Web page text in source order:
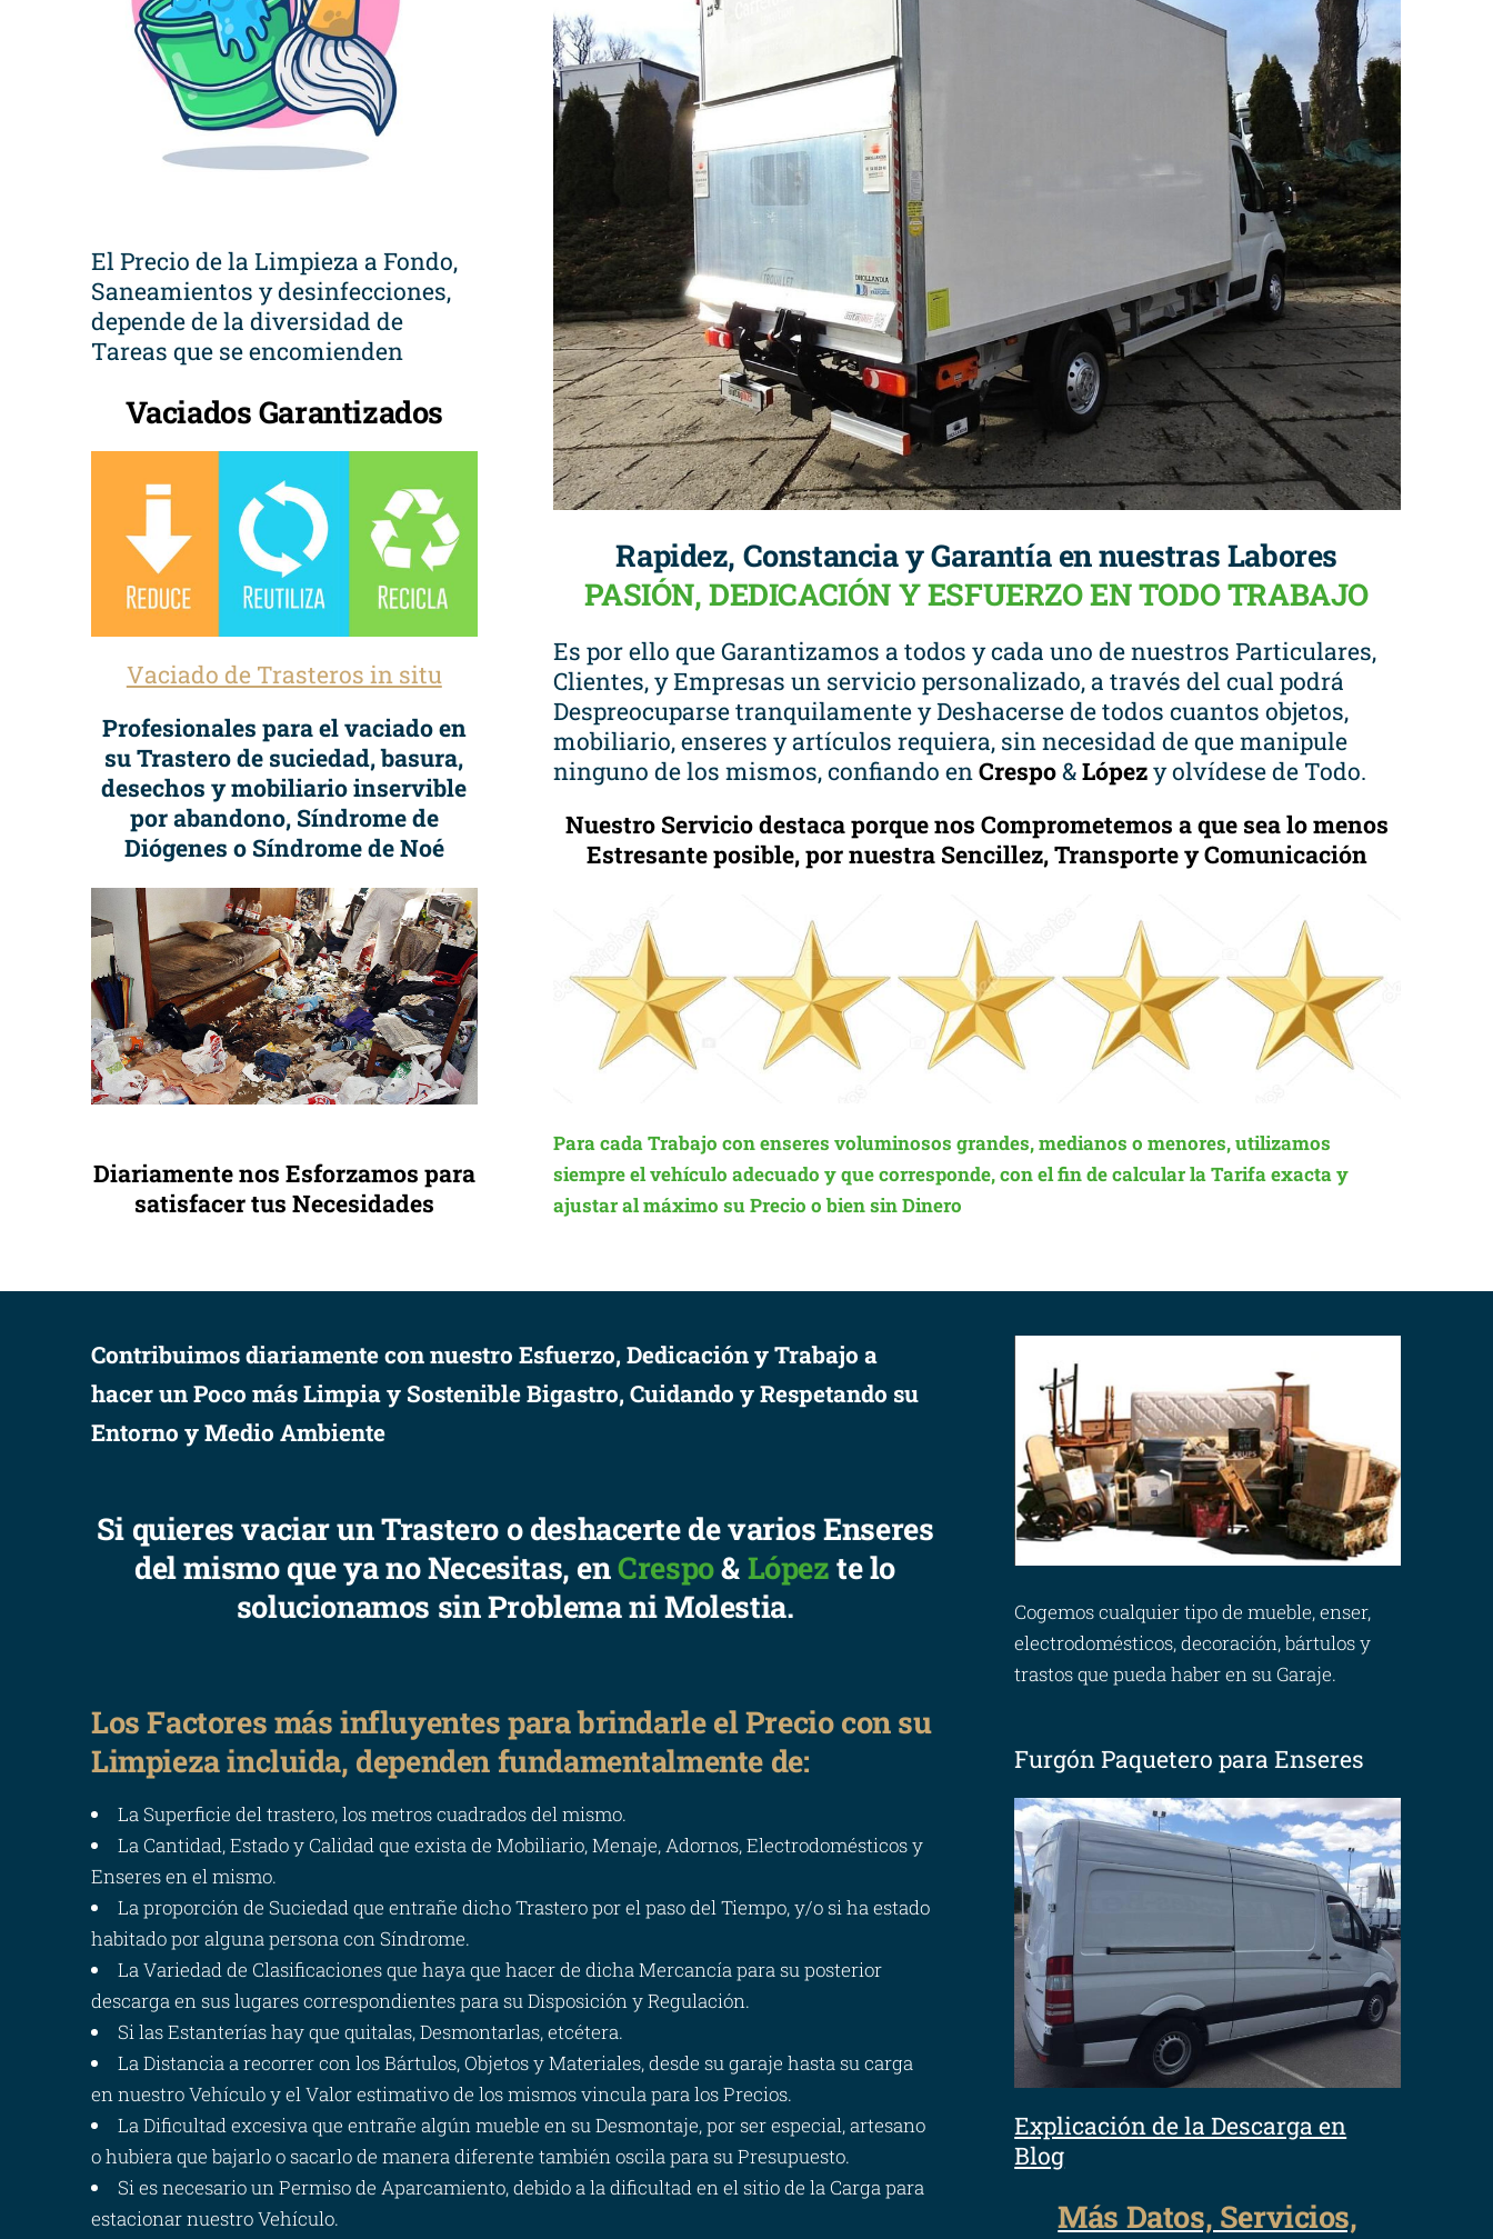
El Precio de la Limpieza a Fondo,
Saneamientos y desinfecciones,
depende de la diversidad de
Tareas que se encomienden
Vaciados Garantizados
Vaciado de Trasteros in situ
Profesionales para el vaciado en
su Trastero de suciedad, basura,
desechos y mobiliario inservible
por abandono, Síndrome de
Diógenes o Síndrome de Noé
Diariamente nos Esforzamos para
satisfacer tus Necesidades
Rapidez, Constancia y Garantía en nuestras Labores
PASIÓN, DEDICACIÓN Y ESFUERZO EN TODO TRABAJO
Es por ello que Garantizamos a todos y cada uno de nuestros Particulares,
Clientes, y Empresas un servicio personalizado, a través del cual podrá
Despreocuparse tranquilamente y Deshacerse de todos cuantos objetos,
mobiliario, enseres y artículos requiera, sin necesidad de que manipule
ninguno de los mismos, confiando enCrespo&Lópezy olvídese de Todo.
Nuestro Servicio destaca porque nos Comprometemos a que sea lo menos
Estresante posible, por nuestra Sencillez, Transporte y Comunicación
Para cada Trabajo con enseres voluminosos grandes, medianos o menores, utilizamos
siempre el vehículo adecuado y que corresponde, con el fin de calcular la Tarifa exacta y
ajustar al máximo su Precio o bien sin Dinero
Contribuimos diariamente con nuestro Esfuerzo, Dedicación y Trabajo a
hacer un Poco más Limpia y Sostenible Bigastro, Cuidando y Respetando su
Entorno y Medio Ambiente
Si quieres vaciar un Trastero o deshacerte de varios Enseres
del mismo que ya no Necesitas, enCrespo&Lópezte lo
solucionamos sin Problema ni Molestia.
Los Factores más influyentes para brindarle el Precio con su
Limpieza incluida, dependen fundamentalmente de:
La Superficie del trastero, los metros cuadrados del mismo.
La Cantidad, Estado y Calidad que exista de Mobiliario, Menaje, Adornos, Electrodomésticos y
Enseres en el mismo.
La proporción de Suciedad que entrañe dicho Trastero por el paso del Tiempo, y/o si ha estado
habitado por alguna persona con Síndrome.
La Variedad de Clasificaciones que haya que hacer de dicha Mercancía para su posterior
descarga en sus lugares correspondientes para su Disposición y Regulación.
Si las Estanterías hay que quitalas, Desmontarlas, etcétera.
La Distancia a recorrer con los Bártulos, Objetos y Materiales, desde su garaje hasta su carga
en nuestro Vehículo y el Valor estimativo de los mismos vincula para los Precios.
La Dificultad excesiva que entrañe algún mueble en su Desmontaje, por ser especial, artesano
o hubiera que bajarlo o sacarlo de manera diferente también oscila para su Presupuesto.
Si es necesario un Permiso de Aparcamiento, debido a la dificultad en el sitio de la Carga para
estacionar nuestro Vehículo.
Cogemos cualquier tipo de mueble, enser,
electrodomésticos, decoración, bártulos y
trastos que pueda haber en su Garaje.
Furgón Paquetero para Enseres
Explicación de la Descarga en
Blog
Más Datos, Servicios,